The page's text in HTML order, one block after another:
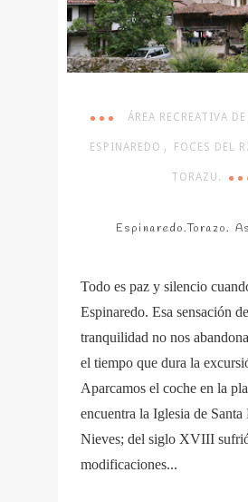
ÁREA RECREATIVA
ESPINAREDO , FOCES DEL
TORAZU.
Espinaredo.Torazo.
Todo es paz y silencio
Espinaredo. Esa sensación
tranquilidad no nos
el tiempo que dura la
Aparcamos el coche en la
encuentra la Iglesia de Santa
Nieves; del siglo XVIII
modificaciones...